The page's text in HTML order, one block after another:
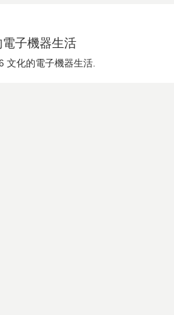
子機器生活
文化的電子機器生活.